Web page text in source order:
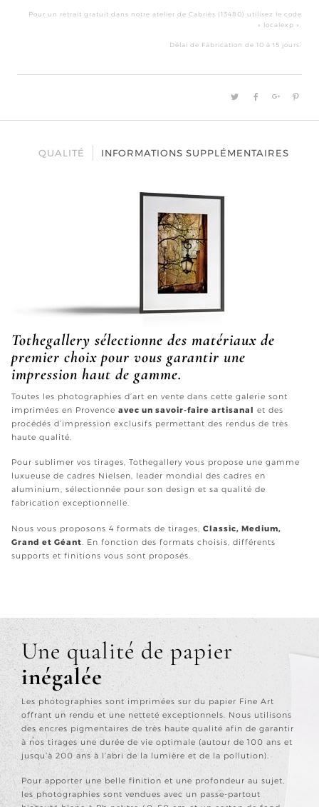
Pour un retrait gratuit dans notre atelier de Cabriès (13480) utilisez le code
« localexp ».
Délai de Fabrication de 10 à 15 jours.
QUALITÉ INFORMATIONS SUPPLÉMENTAIRES
Tothegallery sélectionne des matériaux de
premier choix pour vous garantir une
impression haut de gamme.
Toutes les photographies d’art en vente dans cette galerie sont
imprimées en Provence avec un savoir-faire artisanal et des
procédés d’impression exclusifs permettant des rendus de très
haute qualité.
Pour sublimer vos tirages, Tothegallery vous propose une gamme
luxueuse de cadres Nielsen, leader mondial des cadres en
aluminium, sélectionnée pour son design et sa qualité de
fabrication exceptionnelle.
Nous vous proposons 4 formats de tirages, Classic, Medium,
Grand et Géant. En fonction des formats choisis, différents
supports et finitions vous sont proposés.
Une qualité de papier
inégalée
Les photographies sont imprimées sur du papier Fine Art
offrant un rendu et une netteté exceptionnels. Nous utilisons
des encres pigmentaires de très haute qualité afin de garantir
à nos tirages une durée de vie optimale (autour de 100 ans et
jusqu’à 200 ans à l’abri de la lumière et de la pollution).
Pour apporter une belle finition et une profondeur au sujet,
les photographies sont vendues avec un passe-partout